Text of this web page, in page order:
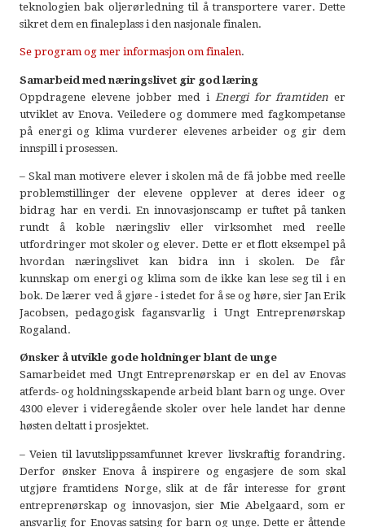
teknologien bak oljerørledning til å transportere varer. Dette
sikret dem en finaleplass i den nasjonale finalen.
Se program og mer informasjon om finalen.
Samarbeid med næringslivet gir god læring
Oppdragene elevene jobber med i
Energi for framtiden er
utviklet av Enova. Veiledere og dommere med fagkompetanse
på energi og klima vurderer elevenes arbeider og gir dem
innspill i prosessen.
– Skal man motivere elever i skolen må de få jobbe med reelle
problemstillinger der elevene opplever at deres ideer og
bidrag har en verdi. En innovasjonscamp er tuftet på tanken
rundt å koble næringsliv eller virksomhet med reelle
utfordringer mot skoler og elever. Dette er et flott eksempel på
hvordan næringslivet kan bidra inn i skolen. De får
kunnskap om energi og klima som de ikke kan lese seg til i en
bok. De lærer ved å gjøre - i stedet for å se og høre, sier Jan Erik
Jacobsen, pedagogisk fagansvarlig i Ungt Entreprenørskap
Rogaland.
Ønsker å utvikle gode holdninger blant de unge
Samarbeidet med Ungt Entreprenørskap er en del av Enovas
atferds- og holdningsskapende arbeid blant barn og unge. Over
4300 elever i videregående skoler over hele landet har denne
høsten deltatt i prosjektet.
– Veien til lavutslippssamfunnet krever livskraftig forandring.
Derfor ønsker Enova å inspirere og engasjere de som skal
utgjøre framtidens Norge, slik at de får interesse for grønt
entreprenørskap og innovasjon, sier Mie Abelgaard, som er
ansvarlig for Enovas satsing for barn og unge. Dette er åttende